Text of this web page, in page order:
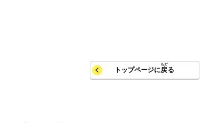
トップページに戻る